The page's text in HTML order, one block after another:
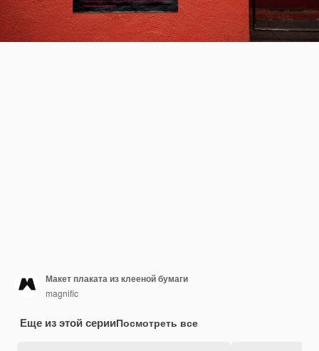
Макет плаката из клееной бумаги
magnific
Еще из этой серииПосмотреть все